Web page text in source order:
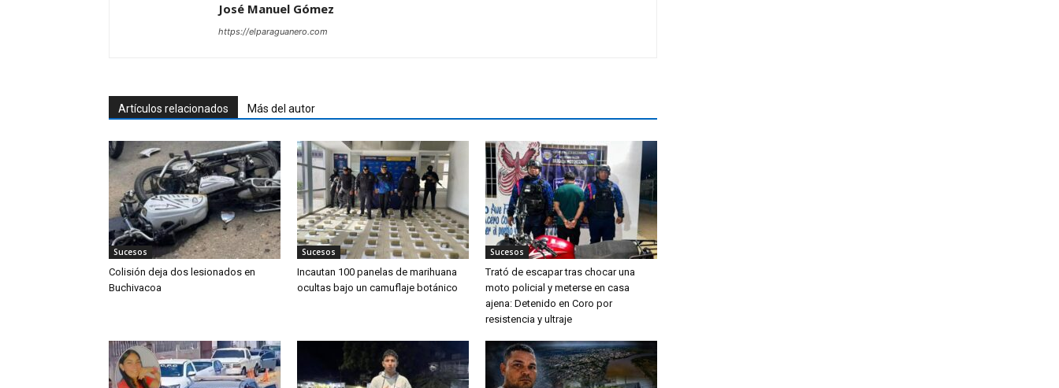
José Manuel Gómez
https://elparaguanero.com
Artículos relacionados Más del autor
Sucesos
Colisión deja dos lesionados en
Buchivacoa
Sucesos
Incautan 100 panelas de marihuana
ocultas bajo un camuflaje botánico
Sucesos
Trató de escapar tras chocar una
moto policial y meterse en casa
ajena: Detenido en Coro por
resistencia y ultraje